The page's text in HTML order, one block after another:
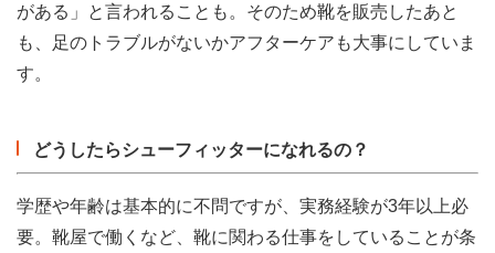
がある」と言われることも。そのため靴を販売したあと
も、足のトラブルがないかアフターケアも大事にしていま
す。
どうしたらシューフィッターになれるの？
学歴や年齢は基本的に不問ですが、実務経験が3年以上必
要。靴屋で働くなど、靴に関わる仕事をしていることが条